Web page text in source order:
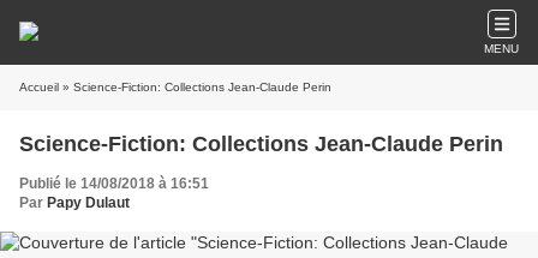
MENU
Accueil » Science-Fiction: Collections Jean-Claude Perin
Science-Fiction: Collections Jean-Claude Perin
Publié le 14/08/2018 à 16:51
Par Papy Dulaut